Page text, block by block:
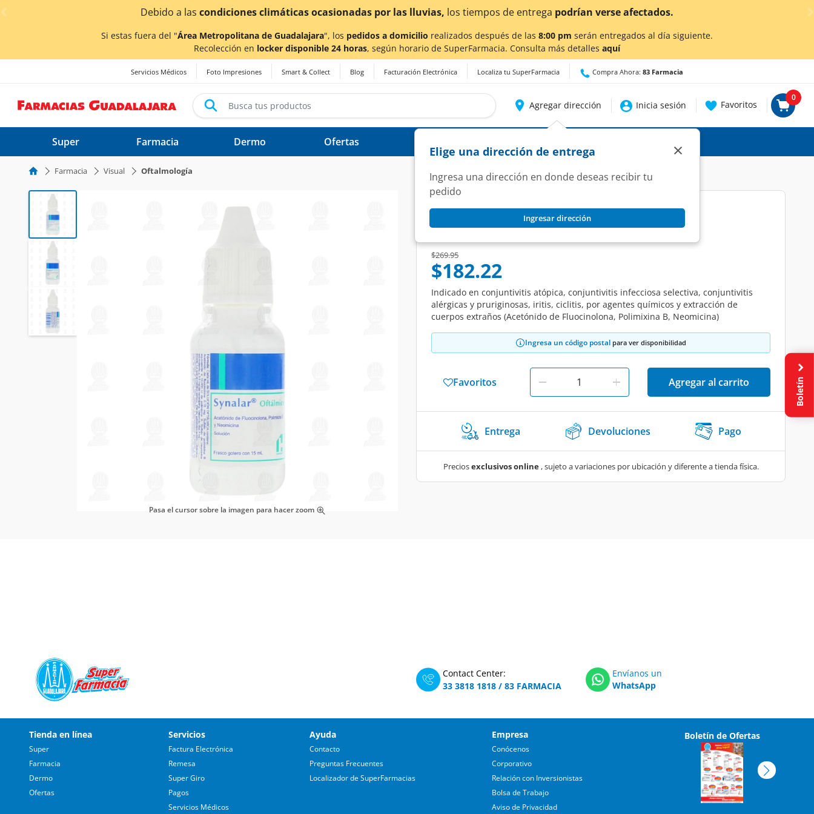
< div class="carousel-inner"> Debido a lascondiciones climáticas ocasionadas por las lluvias,los tiempos de entregapodrían verse afectados.
Si estas fuera del "Área Metropolitana de Guadalajara", los pedidos a domicilio realizados después de las 8:00 pm serán entregados al día siguiente.
Recolección en locker disponible 24 horas, según horario de SuperFarmacia. Consulta más detalles aquí
Servicios Médicos Foto Impresiones Smart & Collect Blog Facturación Electrónica Localiza tu SuperFarmacia Compra Ahora: 83 Farmacia
Agregar dirección
Elige una dirección de entrega
Ingresa una dirección en donde deseas recibir tu
pedido
Ingresar dirección
×
Inicia sesión Favoritos
0
Super Farmacia Dermo Ofertas
Farmacia Visual Oftalmología
Pasa el cursor sobre la imagen para hacer zoom
SYNALAR
Synalar Solución Oftálmico, 15 ml.
Price reduced from
$269.95to
$182.22
Indicado en conjuntivitis atópica, conjuntivitis infecciosa selectiva, conjuntivitis
alérgicas y pruriginosas, iritis, ciclitis, por agentes químicos y extracción de
cuerpos extraños (Acetónido de Fluocinolona, Polimixina B, Neomicina)
Ingresa un código postal para ver disponibilidad
Favoritos Agregar al carrito
Entrega Devoluciones Pago
Preciosexclusivos online, sujeto a variaciones por ubicación y diferente a tienda física.
Contact Center:
33 3818 1818 / 83 FARMACIA
Envíanos un
WhatsApp
Tienda en línea
Super
Farmacia
Dermo
Ofertas
Servicios
Factura Electrónica
Remesa
Super Giro
Pagos
Servicios Médicos
Ayuda
Contacto
Preguntas Frecuentes
Localizador de SuperFarmacias
Empresa
Conócenos
Corporativo
Relación con Inversionistas
Bolsa de Trabajo
Aviso de Privacidad
Boletín de Ofertas
Boletín